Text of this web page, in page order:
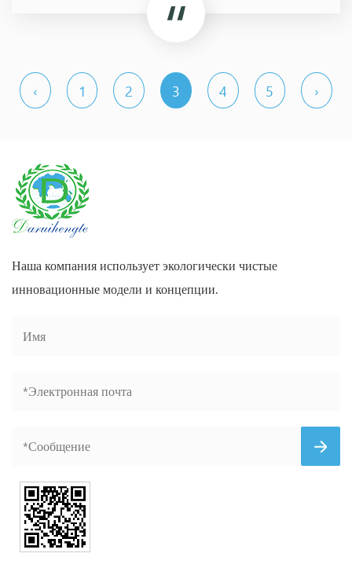
‹ 1 2 3 4 5 ›
Наша компания использует экологически чистые
инновационные модели и концепции.